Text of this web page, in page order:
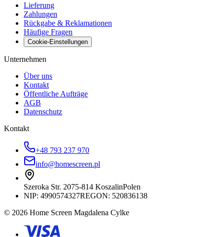
Lieferung
Zahlungen
Rückgabe & Reklamationen
Häufige Fragen
Cookie-Einstellungen
Unternehmen
Über uns
Kontakt
Öffentliche Aufträge
AGB
Datenschutz
Kontakt
+48 793 237 970
info@homescreen.pl
Szeroka Str. 2075-814 KoszalinPolen
NIP: 4990574327REGON: 520836138
© 2026 Home Screen Magdalena Cylke